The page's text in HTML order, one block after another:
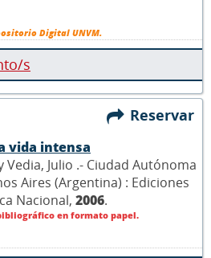
Digital UNVM.
s
Reservar
vida intensa
Vedia, Julio .- Ciudad Autónoma
Aires (Argentina) : Ediciones
Nacional, 2006.
en formato papel.